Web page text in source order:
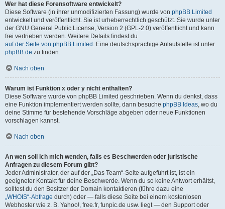
Wer hat diese Forensoftware entwickelt?
Diese Software (in ihrer unmodifizierten Fassung) wurde von phpBB Limited
entwickelt und veröffentlicht. Sie ist urheberrechtlich geschützt. Sie wurde unter
der GNU General Public License, Version 2 (GPL-2.0) veröffentlicht und kann
frei vertrieben werden. Weitere Details findest du
auf der Seite von phpBB Limited . Eine deutschsprachige Anlaufstelle ist unter
phpBB.de zu finden.
Nach oben
Warum ist Funktion x oder y nicht enthalten?
Diese Software wurde von phpBB Limited geschrieben. Wenn du denkst, dass
eine Funktion implementiert werden sollte, dann besuche phpBB Ideas, wo du
deine Stimme für bestehende Vorschläge abgeben oder neue Funktionen
vorschlagen kannst.
Nach oben
An wen soll ich mich wenden, falls es Beschwerden oder juristische
Anfragen zu diesem Forum gibt?
Jeder Administrator, der auf der „Das Team“-Seite aufgeführt ist, ist ein
geeigneter Kontakt für deine Beschwerde. Wenn du so keine Antwort erhältst,
solltest du den Besitzer der Domain kontaktieren (führe dazu eine
„WHOIS“-Abfrage durch) oder — falls diese Seite bei einem kostenlosen
Webhoster wie z. B. Yahoo!, free.fr, funpic.de usw. liegt — den Support oder